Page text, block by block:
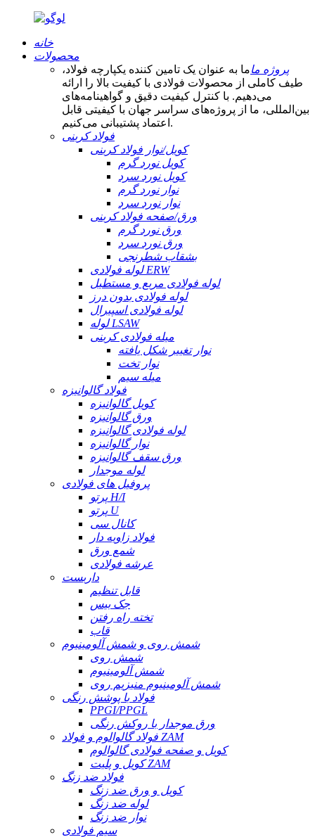
خانه
محصولات
پروژه ماما به عنوان یک تامین کننده یکپارچه فولاد،
طیف کاملی از محصولات فولادی با کیفیت بالا را ارائه
می‌دهیم. با کنترل کیفیت دقیق و گواهینامه‌های
بین‌المللی، ما از پروژه‌های سراسر جهان با کیفیتی قابل
اعتماد پشتیبانی می‌کنیم.
فولاد کربنی
کویل/نوار فولاد کربنی
کویل نورد گرم
کویل نورد سرد
نوار نورد گرم
نوار نورد سرد
ورق/صفحه فولاد کربنی
ورق نورد گرم
ورق نورد سرد
بشقاب شطرنجی
لوله فولادی ERW
لوله فولادی مربع و مستطیل
لوله فولادی بدون درز
لوله فولادی اسپیرال
لوله LSAW
میله فولادی کربنی
نوار تغییر شکل یافته
نوار تخت
میله سیم
فولاد گالوانیزه
کویل گالوانیزه
ورق گالوانیزه
لوله فولادی گالوانیزه
نوار گالوانیزه
ورق سقف گالوانیزه
لوله موجدار
پروفیل های فولادی
پرتو H/I
پرتو U
کانال سی
فولاد زاویه دار
شمع ورق
عرشه فولادی
داربست
قابل تنظیم
جک بیس
تخته راه رفتن
قاب
شمش روی و شمش آلومینیوم
شمش روی
شمش آلومینیوم
شمش آلومینیوم منیزیم روی
فولاد با پوشش رنگی
PPGI/PPGL
ورق موجدار با روکش رنگی
فولاد گالوالوم و فولاد ZAM
کویل و صفحه فولادی گالوالوم
کویل و پلیت ZAM
فولاد ضد زنگ
کویل و ورق ضد زنگ
لوله ضد زنگ
نوار ضد زنگ
سیم فولادی